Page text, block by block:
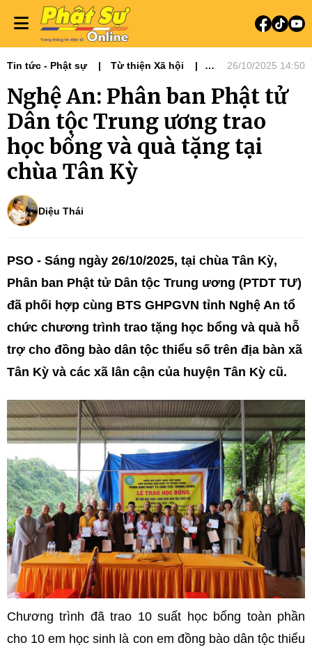
Tin tức - Phật sự
Từ thiện Xã hội
26/10/2025 14:50
Nghệ An: Phân ban Phật tử
Dân tộc Trung ương trao
học bổng và quà tặng tại
chùa Tân Kỳ
Diệu Thái
PSO - Sáng ngày 26/10/2025, tại chùa Tân Kỳ,
Phân ban Phật tử Dân tộc Trung ương (PTDT TƯ)
đã phối hợp cùng BTS GHPGVN tỉnh Nghệ An tổ
chức chương trình trao tặng học bổng và quà hỗ
trợ cho đồng bào dân tộc thiểu số trên địa bàn xã
Tân Kỳ và các xã lân cận của huyện Tân Kỳ cũ.
Chương trình đã trao 10 suất học bổng toàn phần
cho 10 em học sinh là con em đồng bào dân tộc thiểu